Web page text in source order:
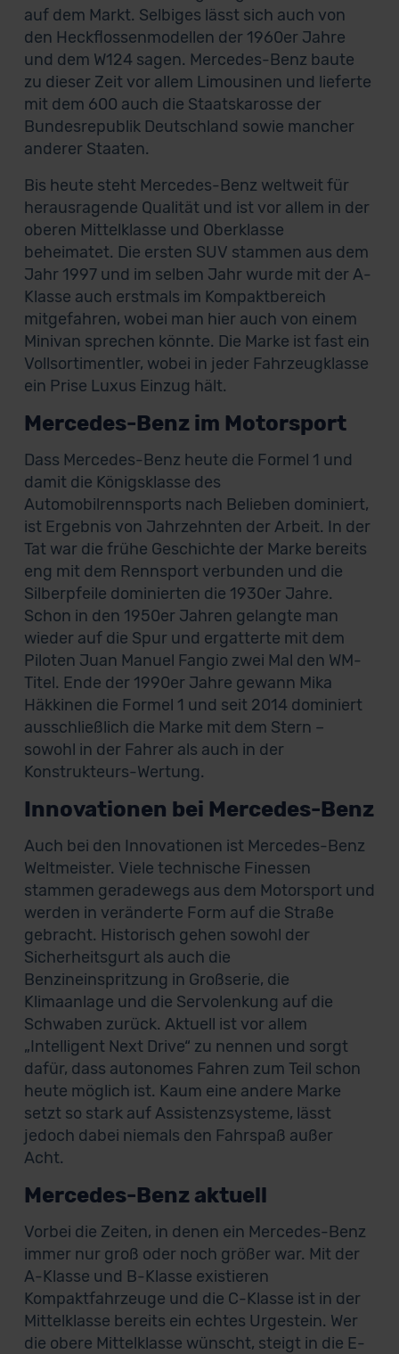
auf dem Markt. Selbiges lässt sich auch von
den Heckflossenmodellen der 1960er Jahre
und dem W124 sagen. Mercedes-Benz baute
zu dieser Zeit vor allem Limousinen und lieferte
mit dem 600 auch die Staatskarosse der
Bundesrepublik Deutschland sowie mancher
anderer Staaten.
Bis heute steht Mercedes-Benz weltweit für
herausragende Qualität und ist vor allem in der
oberen Mittelklasse und Oberklasse
beheimatet. Die ersten SUV stammen aus dem
Jahr 1997 und im selben Jahr wurde mit der A-
Klasse auch erstmals im Kompaktbereich
mitgefahren, wobei man hier auch von einem
Minivan sprechen könnte. Die Marke ist fast ein
Vollsortimentler, wobei in jeder Fahrzeugklasse
ein Prise Luxus Einzug hält.
Mercedes-Benz im Motorsport
Dass Mercedes-Benz heute die Formel 1 und
damit die Königsklasse des
Automobilrennsports nach Belieben dominiert,
ist Ergebnis von Jahrzehnten der Arbeit. In der
Tat war die frühe Geschichte der Marke bereits
eng mit dem Rennsport verbunden und die
Silberpfeile dominierten die 1930er Jahre.
Schon in den 1950er Jahren gelangte man
wieder auf die Spur und ergatterte mit dem
Piloten Juan Manuel Fangio zwei Mal den WM-
Titel. Ende der 1990er Jahre gewann Mika
Häkkinen die Formel 1 und seit 2014 dominiert
ausschließlich die Marke mit dem Stern –
sowohl in der Fahrer als auch in der
Konstrukteurs-Wertung.
Innovationen bei Mercedes-Benz
Auch bei den Innovationen ist Mercedes-Benz
Weltmeister. Viele technische Finessen
stammen geradewegs aus dem Motorsport und
werden in veränderte Form auf die Straße
gebracht. Historisch gehen sowohl der
Sicherheitsgurt als auch die
Benzineinspritzung in Großserie, die
Klimaanlage und die Servolenkung auf die
Schwaben zurück. Aktuell ist vor allem
„Intelligent Next Drive“ zu nennen und sorgt
dafür, dass autonomes Fahren zum Teil schon
heute möglich ist. Kaum eine andere Marke
setzt so stark auf Assistenzsysteme, lässt
jedoch dabei niemals den Fahrspaß außer
Acht.
Mercedes-Benz aktuell
Vorbei die Zeiten, in denen ein Mercedes-Benz
immer nur groß oder noch größer war. Mit der
A-Klasse und B-Klasse existieren
Kompaktfahrzeuge und die C-Klasse ist in der
Mittelklasse bereits ein echtes Urgestein. Wer
die obere Mittelklasse wünscht, steigt in die E-